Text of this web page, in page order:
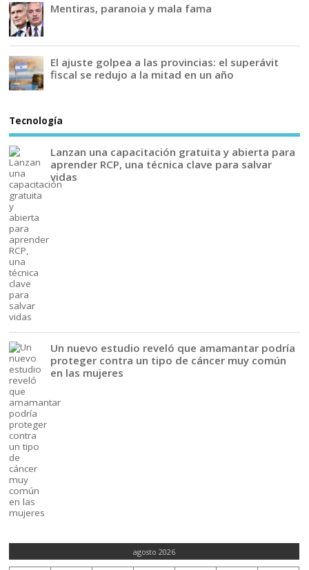
Mentiras, paranoia y mala fama
El ajuste golpea a las provincias: el superávit
fiscal se redujo a la mitad en un año
Tecnología
Lanzan una capacitación gratuita y abierta para
aprender RCP, una técnica clave para salvar
vidas
Un nuevo estudio reveló que amamantar podría
proteger contra un tipo de cáncer muy común
en las mujeres
agosto 2026